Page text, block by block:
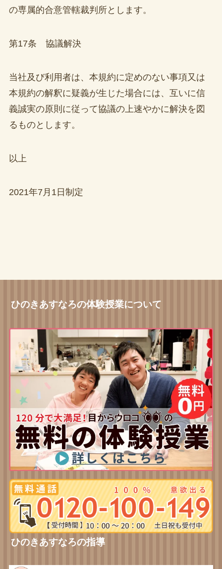
の専属的合意管轄裁判所とします。
第17条 協議解決
当社及び利用者は、本規約に定めのない事項又は
本規約の解釈に疑義が生じた場合には、互いに信
義誠実の原則に従って協議の上速やかに解決を図
るものとします。
以上
2021年7月1日制定
ひのきあすなろの体験授業について
ひのきあすなろの指導